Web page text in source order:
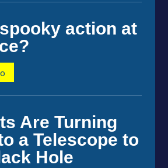
action at
Are Turning
a Telescope to
Hole